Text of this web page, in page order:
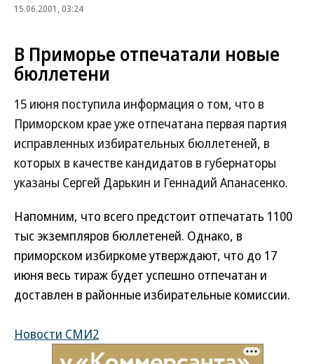
15.06.2001, 03:24
В Приморье отпечатали новые
бюллетени
15 июня поступила информация о том, что в
Приморском крае уже отпечатана первая партия
исправленных избирательных бюллетеней, в
которых в качестве кандидатов в губернаторы
указаны Сергей Дарькин и Геннадий Апанасенко.
Напомним, что всего предстоит отпечатать 1100
тыс экземпляров бюллетеней. Однако, в
приморском избиркоме утверждают, что до 17
июня весь тираж будет успешно отпечатан и
доставлен в районные избирательные комиссии.
Новости СМИ2